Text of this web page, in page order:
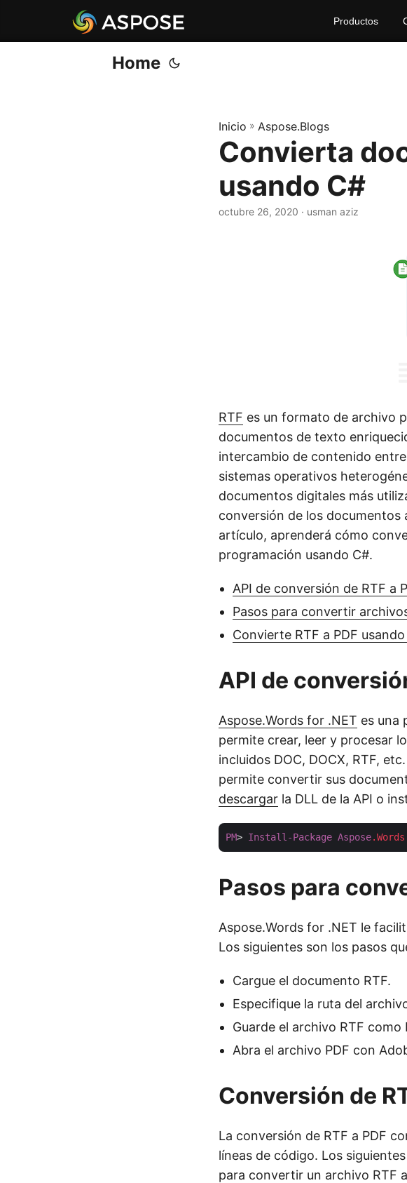
Productos
Home
Inicio » Aspose.Blogs
Convierta
usando C#
octubre 26, 2020 · usman aziz
RTF es un formato de archivo
documentos de texto
intercambio de contenido
sistemas operativos
documentos digitales más
conversión de los documentos
artículo, aprenderá cómo
programación usando C#.
API de conversión de RTF a
Pasos para convertir
Convierte RTF a PDF
API de
Aspose.Words for .NET es una
permite crear, leer y procesar
incluidos DOC, DOCX, RTF,
permite convertir sus
descargar la DLL de la API o
PM> Install-Package Aspose.Words
Pasos para
Aspose.Words for .NET le
Los siguientes son los pasos
Cargue el documento RTF.
Especifique la ruta del
Guarde el archivo RTF como
Abra el archivo PDF con
Conversión de
La conversión de RTF a PDF
líneas de código. Los
para convertir un archivo RTF